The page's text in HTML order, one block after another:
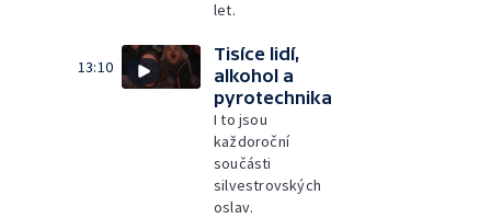
let.
13:10
Tisíce lidí,
alkohol a
pyrotechnika
I to jsou
každoroční
součásti
silvestrovských
oslav.